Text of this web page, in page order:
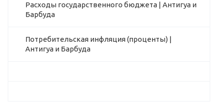
Расходы государственного бюджета | Антигуа и
Барбуда
Потребительская инфляция (проценты) |
Антигуа и Барбуда